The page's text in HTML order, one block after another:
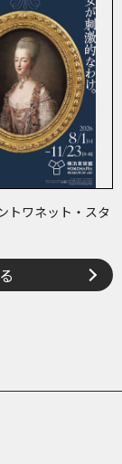
トワネット・スタ